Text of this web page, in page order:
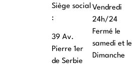
Siège social
:
39 Av.
Pierre 1er
de Serbie
Vendredi
24h/24
Fermé le
samedi et le
Dimanche